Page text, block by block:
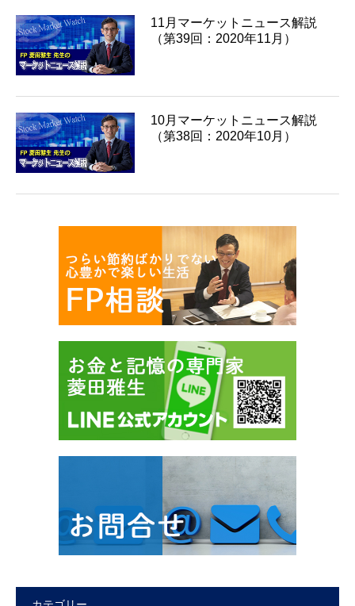
11月マーケットニュース解説
（第39回：2020年11月）
10月マーケットニュース解説
（第38回：2020年10月）